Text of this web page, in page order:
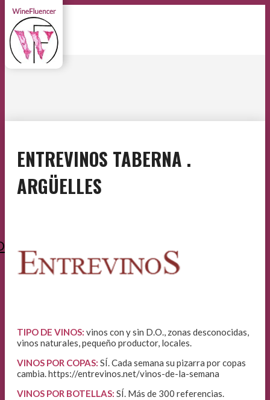
ENTREVINOS TABERNA .
ARGÜELLES
TIPO DE VINOS: vinos con y sin D.O., zonas desconocidas,
vinos naturales, pequeño productor, locales.
VINOS POR COPAS: SÍ. Cada semana su pizarra por copas
cambia. https://entrevinos.net/vinos-de-la-semana
VINOS POR BOTELLAS: SÍ. Más de 300 referencias.